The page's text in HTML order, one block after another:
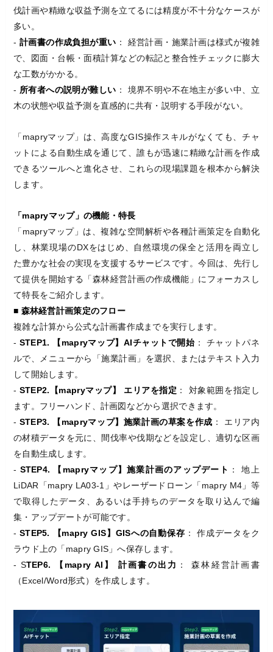
伐計画や精緻な収益予測を立てるには精度が不十分なケースが
多い。
- 計画書の作成負担が重い ： 経営計画・施業計画は様式が複雑
で、図面・台帳・面積計算などの転記と整合性チェックに膨大
な工数がかかる。
- 所有者への説明が難しい ： 境界不明や不在地主が多い中、立
木の状態や収益予測を直感的に共有・説明する手段がない。
「mapryマップ」は、高度なGIS操作スキルがなくても、チャ
ットによる自動生成を通じて、誰もが迅速に精緻な計画を作成
できるツールへと進化させ、これらの現場課題を根本から解決
します。
「mapryマップ」の機能・特長
「mapryマップ」は、複雑な空間解析や各種計画策定を自動化
し、林業現場のDXをはじめ、自然環境の保全と活用を両立し
た豊かな社会の実現を支援するサービスです。今回は、先行し
て提供を開始する「森林経営計画の作成機能」にフォーカスし
て特長をご紹介します。
■ 森林経営計画策定のフロー
複雑な計算から公式な計画書作成までを実行します。
- STEP1. 【mapryマップ】AIチャットで開始： チャットパネ
ルで、メニューから「施業計画」を選択、またはテキスト入力
して開始します。
- STEP2.【mapryマップ】 エリアを指定 ： 対象範囲を指定し
ます。フリーハンド、計画図などから選択できます。
- STEP3. 【mapryマップ】施業計画の草案を作成 ： エリア内
の材積データを元に、間伐率や伐期などを設定し、適切な区画
を自動生成します。
- STEP4. 【mapryマップ】施業計画のアップデート ： 地上
LiDAR「mapry LA03-1」やレーザードローン「mapry M4」等
で取得したデータ、あるいは手持ちのデータを取り込んで編
集・アップデートが可能です。
-STEP5. 【mapry GIS】GISへの自動保存 ： 作成データをク
ラウド上の「mapry GIS」へ保存します。
- STEP6. 【mapry AI】 計画書の出力 ： 森林経営計画書
（Excel/Word形式）を作成します。